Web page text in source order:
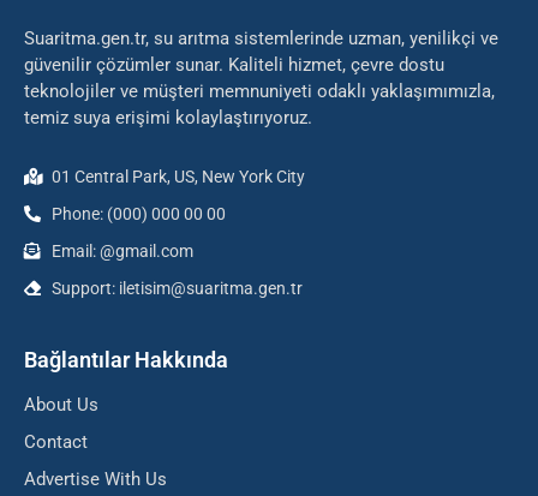
Suaritma.gen.tr, su arıtma sistemlerinde uzman, yenilikçi ve
güvenilir çözümler sunar. Kaliteli hizmet, çevre dostu
teknolojiler ve müşteri memnuniyeti odaklı yaklaşımımızla,
temiz suya erişimi kolaylaştırıyoruz.
01 Central Park, US, New York City
Phone: (000) 000 00 00
Email: @gmail.com
Support: iletisim@suaritma.gen.tr
Bağlantılar Hakkında
About Us
Contact
Advertise With Us